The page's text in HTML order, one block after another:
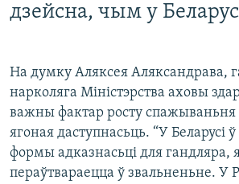
дзейсна, чым у
На думку Аляксея Аляксандрава,
нарколяга Міністэрства аховы
важны фактар росту
ягоная даступнасьць. “У Беларусі
формы адказнасьці для гандляра,
пераўтвараецца ў звальненьне. У